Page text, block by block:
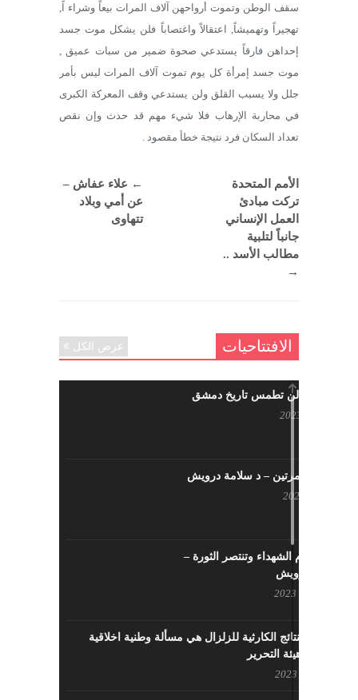
سقف الوطن وتموت أرواحهن آلاف المرات بيعاً وشراء اً,
تهجيراً وتهميشاً, اعتقالاً واغتصاباً فلن يشكل موت جسد
إحداهن فارقاً يستدعي صحوة ضمير من سبات عميق ,
موت جسد إمرأة كل يوم تموت آلاف المرات ليس بأمر
جلل ولا يسبب القلق ولن يستدعي وقف المعركة الكبرى
في محاربة الإرهاب فلا شيء مهم قد حدث وإن نقص
تعداد السكان فرد نتيجة خطأ مقصود .
← علاء عفاش –
عن أمي وبلاد
تتهاوى
الأمم المتحدة
تركت مبادئ
العمل الإنساني
جانباً لتلبية
مطالب الأسد ..
→
الافتتاحيات عرض الكل
حرائقكم لن تطمس تاريخ دمشق
لا تقتلونا مرتين – د سلامة درويش
سيزهر دم الشهداء وتنتصر الثورة –
سلامة درويش
معالجة النتائج الكارثية للزلزال هي مسألة وطنية اخلاقية
بإمتياز – هيئة التحرير